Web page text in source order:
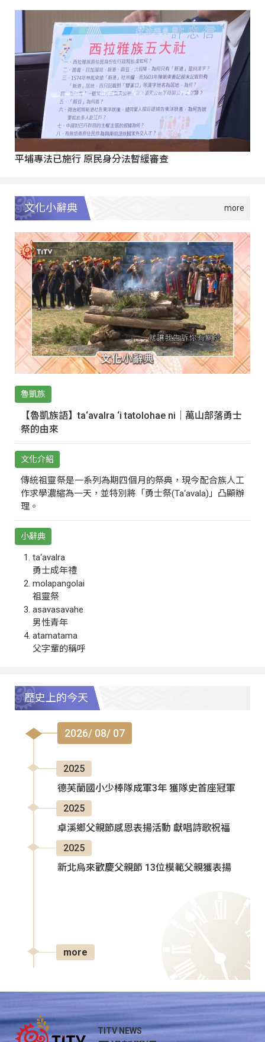
平埔專法已施行 原民身分法暫緩審查
文化小辭典
魯凱族
【魯凱族語】ta‘avalra ‘i tatolohae ni｜萬山部落勇士
祭的由來
文化介紹
傳統祖靈祭是一系列為期四個月的祭典，現今配合族人工
作求學濃縮為一天，並特別將「勇士祭(Ta‘avala)」凸顯辦
理。
小辭典
ta‘avalra
勇士成年禮
molapangolai
祖靈祭
asavasavahe
男性青年
atamatama
父字輩的稱呼
歷史上的今天
2026/ 08/ 07
2025
德芙蘭國小少棒隊成軍3年 獲隊史首座冠軍
2025
卓溪鄉父親節感恩表揚活動 獻唱詩歌祝福
2025
新北烏來歡慶父親節 13位模範父親獲表揚
more
TITV NEWS